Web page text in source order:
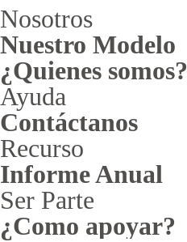
Nosotros
Nuestro Modelo
¿Quienes somos?
Ayuda
Contáctanos
Recurso
Informe Anual
Ser Parte
¿Como apoyar?